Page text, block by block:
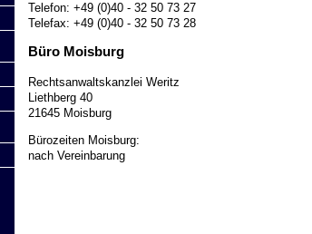
Telefon: +49 (0)40 - 32 50 73 27
Telefax: +49 (0)40 - 32 50 73 28
Büro Moisburg
Rechtsanwaltskanzlei Weritz
Liethberg 40
21645 Moisburg
Bürozeiten Moisburg:
nach Vereinbarung